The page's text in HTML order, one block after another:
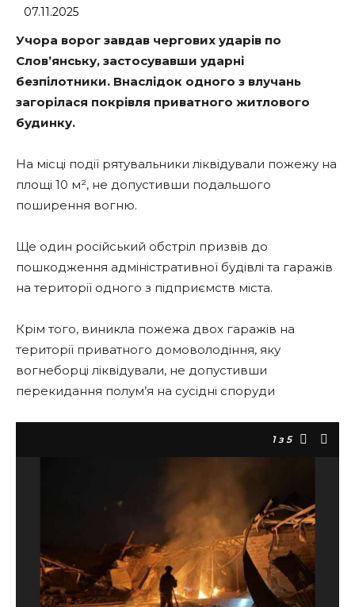
07.11.2025
Учора ворог завдав чергових ударів по
Слов’янську, застосувавши ударні
безпілотники. Внаслідок одного з влучань
загорілася покрівля приватного житлового
будинку.
На місці події рятувальники ліквідували пожежу на
площі 10 м², не допустивши подальшого
поширення вогню.
Ще один російський обстріл призвів до
пошкодження адміністративної будівлі та гаражів
на території одного з підприємств міста.
Крім того, виникла пожежа двох гаражів на
території приватного домоволодіння, яку
вогнеборці ліквідували, не допустивши
перекидання полум’я на сусідні споруди
1з 5